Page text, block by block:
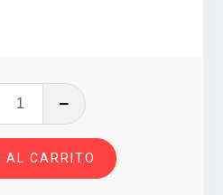
BLANCA
ORDANS
T-
AL CARRITO